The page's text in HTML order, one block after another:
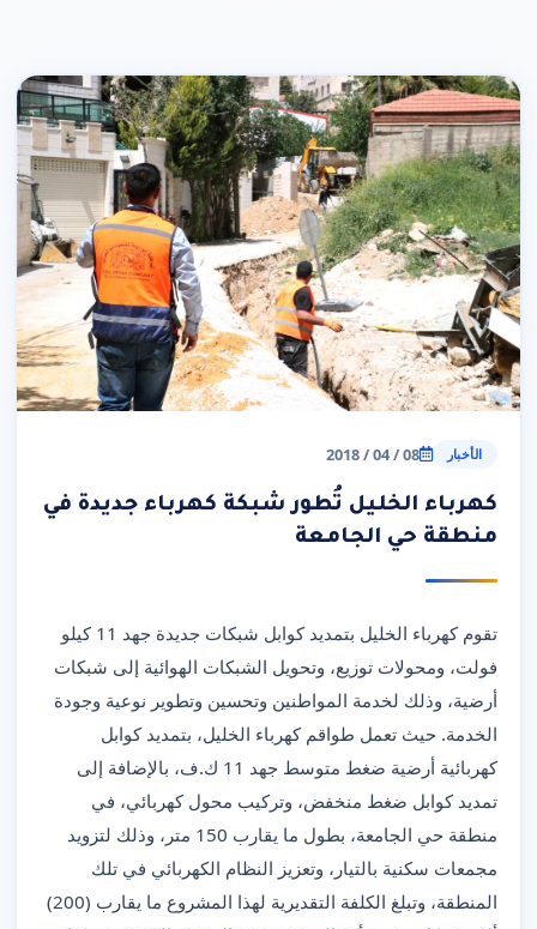
الأخبار 08 / 04 / 2018
كهرباء الخليل تُطور شبكة كهرباء جديدة في
منطقة حي الجامعة
تقوم كهرباء الخليل بتمديد كوابل شبكات جديدة جهد 11 كيلو
فولت، ومحولات توزيع، وتحويل الشبكات الهوائية إلى شبكات
أرضية، وذلك لخدمة المواطنين وتحسين وتطوير نوعية وجودة
الخدمة. حيث تعمل طواقم كهرباء الخليل، بتمديد كوابل
كهربائية أرضية ضغط متوسط جهد 11 ك.ف، بالإضافة إلى
تمديد كوابل ضغط منخفض، وتركيب محول كهربائي، في
منطقة حي الجامعة، بطول ما يقارب 150 متر، وذلك لتزويد
مجمعات سكنية بالتيار، وتعزيز النظام الكهربائي في تلك
المنطقة، وتبلغ الكلفة التقديرية لهذا المشروع ما يقارب (200)